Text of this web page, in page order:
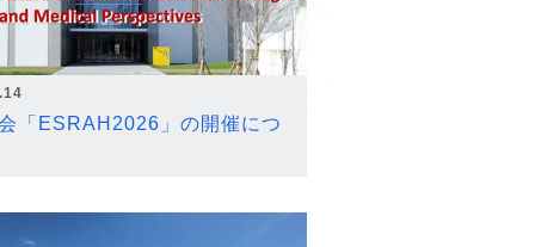
「ESRAH2026」の開催につ